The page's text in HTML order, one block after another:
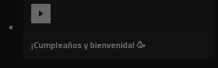
¡Cumpleaños y bienvenida! 🥳